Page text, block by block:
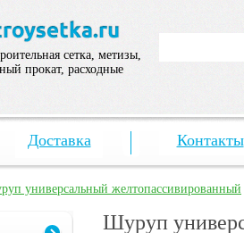
сетка, метизы,
прокат, расходные
Доставка Контакты
универсальный желтопассивированный
Шуруп